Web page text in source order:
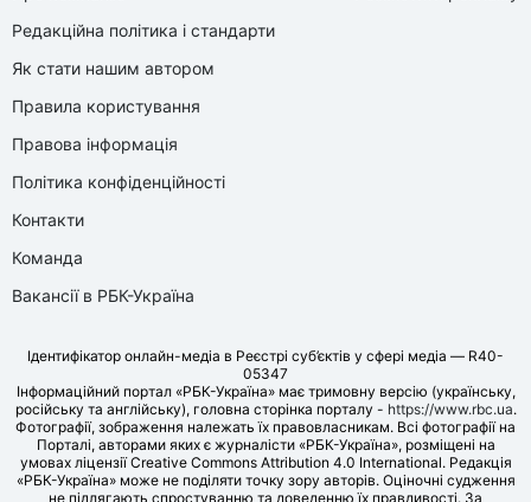
Редакційна політика і стандарти
Як стати нашим автором
Правила користування
Правова інформація
Політика конфіденційності
Контакти
Команда
Вакансії в РБК-Україна
Ідентифікатор онлайн-медіа в Реєстрі суб’єктів у сфері медіа — R40-
05347
Інформаційний портал «РБК-Україна» має тримовну версію (українську,
російську та англійську), головна сторінка порталу - https://www.rbc.ua.
Фотографії, зображення належать їх правовласникам. Всі фотографії на
Порталі, авторами яких є журналісти «РБК-Україна», розміщені на
умовах ліцензії Creative Commons Attribution 4.0 International. Редакція
«РБК-Україна» може не поділяти точку зору авторів. Оціночні судження
не підлягають спростуванню та доведенню їх правдивості. За